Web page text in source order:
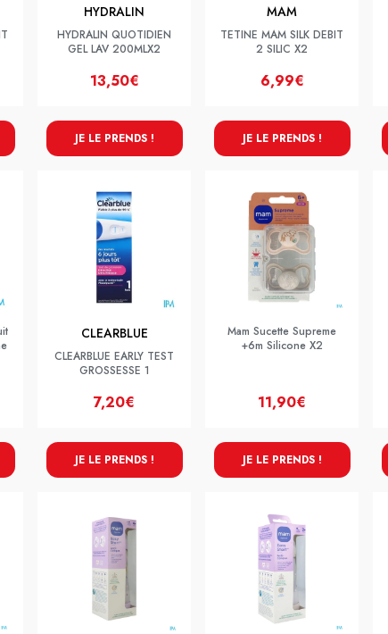
HYDRALIN
HYDRALIN QUOTIDIEN
GEL LAV 200MLX2
13,50€
JE LE PRENDS !
MAM
TETINE MAM SILK DEBIT
2 SILIC X2
6,99€
JE LE PRENDS !
CLEARBLUE
CLEARBLUE EARLY TEST
GROSSESSE 1
7,20€
JE LE PRENDS !
Mam Sucette Supreme
+6m Silicone X2
11,90€
JE LE PRENDS !